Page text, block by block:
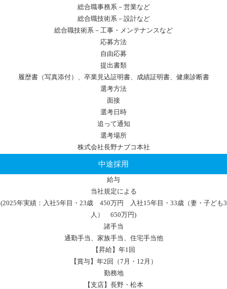
総合職事務系－営業など
総合職技術系－設計など
総合職技術系－工事・メンテナンスなど
応募方法
自由応募
提出書類
履歴書（写真添付）、卒業見込証明書、成績証明書、健康診断書
選考方法
面接
選考日時
追って通知
選考場所
株式会社長野ナブコ本社
中途採用
給与
当社規定による
(2025年実績：入社5年目・23歳 450万円 入社15年目・33歳（妻・子ども3
人） 650万円)
諸手当
通勤手当、家族手当、住宅手当他
【昇給】年1回
【賞与】年2回（7月・12月）
勤務地
【支店】長野・松本